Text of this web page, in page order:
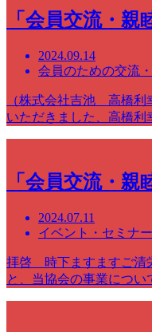
「会員交流・
2024.09.14
会員のための交流
（株式会社吉池 高橋利
いただきました、高橋
「会員交流・
2024.07.11
イベント・セミナ
拝啓 時下ますますご清
と、当協会の事業につ